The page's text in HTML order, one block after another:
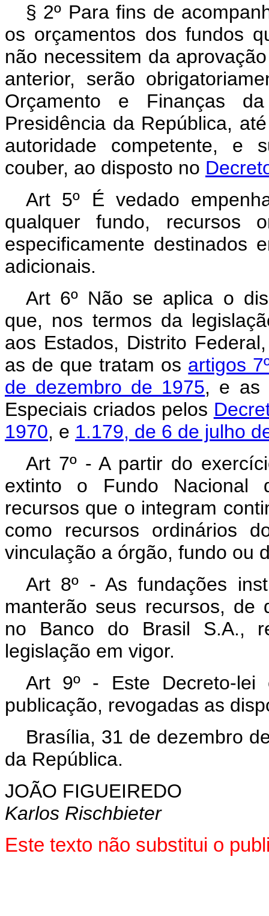
§ 2º Para fins de
os orçamentos dos fundos
não necessitem da
anterior, serão
Orçamento e Finanças
Presidência da República,
autoridade competente, e
couber, ao disposto no
Art 5º É vedado
qualquer fundo, recursos
especificamente destinados
adicionais.
Art 6º Não se aplica o
que, nos termos da
aos Estados, Distrito
as de que tratam os artigos
de dezembro de 1975, e as
Especiais criados pelos
1970, e 1.179, de 6 de julho
Art 7º - A partir do
extinto o Fundo Nacional
recursos que o integram
como recursos ordinários
vinculação a órgão, fundo ou
Art 8º - As fundações
manterão seus recursos, de
no Banco do Brasil S.A.,
legislação em vigor.
Art 9º - Este Decreto-
publicação, revogadas as
Brasília, 31 de dezembro
da República.
JOÃO FIGUEIREDO
Karlos Rischbieter
Este texto não substitui o